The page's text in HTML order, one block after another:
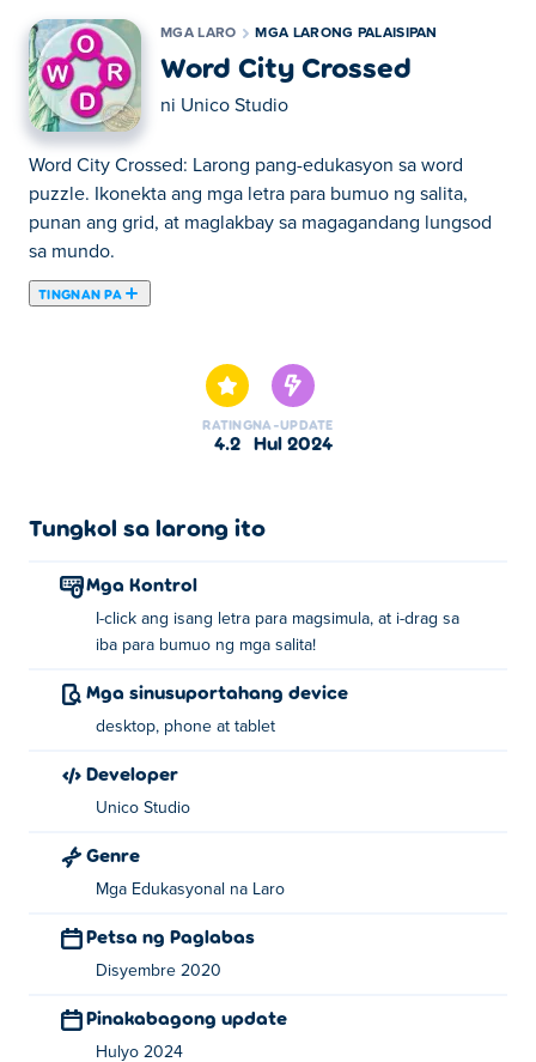
MGA LARO MGA LARONG PALAISIPAN
Word City Crossed
ni Unico Studio
Word City Crossed: Larong pang-edukasyon sa word
puzzle. Ikonekta ang mga letra para bumuo ng salita,
punan ang grid, at maglakbay sa magagandang lungsod
sa mundo.
TINGNAN PA
RATING
4.2
NA-UPDATE
Hul 2024
Tungkol sa larong ito
Mga Kontrol
I-click ang isang letra para magsimula, at i-drag sa
iba para bumuo ng mga salita!
Mga sinusuportahang device
desktop, phone at tablet
Developer
Unico Studio
Genre
Mga Edukasyonal na Laro
Petsa ng Paglabas
Disyembre 2020
Pinakabagong update
Hulyo 2024